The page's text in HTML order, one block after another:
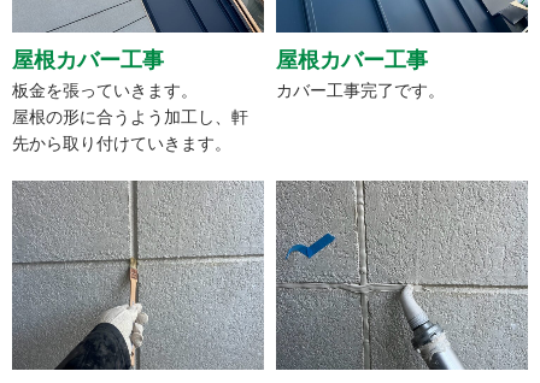
屋根カバー工事
板金を張っていきます。
屋根の形に合うよう加工し、軒
先から取り付けていきます。
屋根カバー工事
カバー工事完了です。